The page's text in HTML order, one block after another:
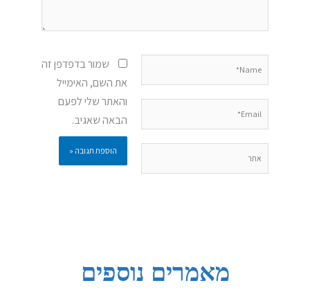
שמור בדפדפן זה
את השם, האימייל
והאתר שלי לפעם
הבאה שאגיב.
מאמרים נוספים